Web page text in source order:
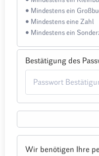
• Mindestens ein
• Mindestens eine Zahl
• Mindestens ein
Bestätigung des
Wir benötigen Ihre